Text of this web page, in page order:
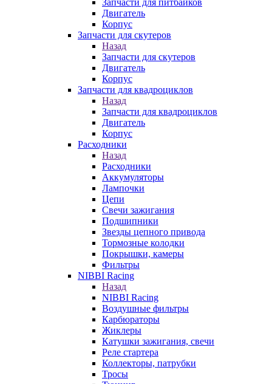
Запчасти для питбайков
Двигатель
Корпус
Запчасти для скутеров
Назад
Запчасти для скутеров
Двигатель
Корпус
Запчасти для квадроциклов
Назад
Запчасти для квадроциклов
Двигатель
Корпус
Расходники
Назад
Расходники
Аккумуляторы
Лампочки
Цепи
Свечи зажигания
Подшипники
Звезды цепного привода
Тормозные колодки
Покрышки, камеры
Фильтры
NIBBI Racing
Назад
NIBBI Racing
Воздушные фильтры
Карбюраторы
Жиклеры
Катушки зажигания, свечи
Реле стартера
Коллекторы, патрубки
Тросы